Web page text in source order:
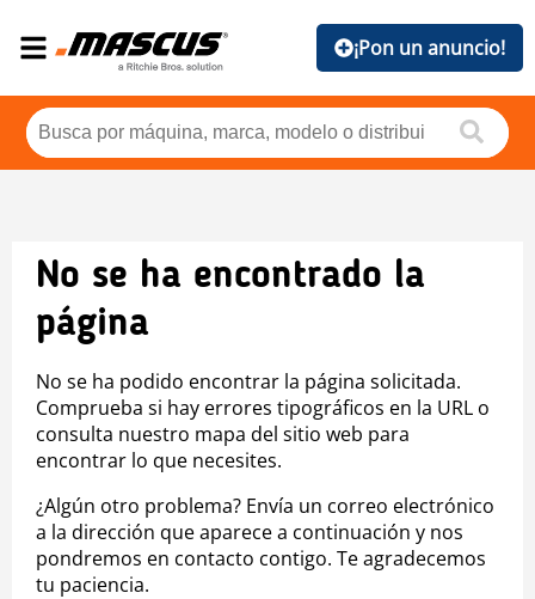
¡Pon un anuncio!
No se ha encontrado la
página
No se ha podido encontrar la página solicitada.
Comprueba si hay errores tipográficos en la URL o
consulta nuestro mapa del sitio web para
encontrar lo que necesites.
¿Algún otro problema? Envía un correo electrónico
a la dirección que aparece a continuación y nos
pondremos en contacto contigo. Te agradecemos
tu paciencia.